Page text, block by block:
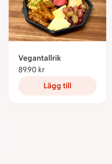
Vegantallrik
89.90 kr
Lägg till